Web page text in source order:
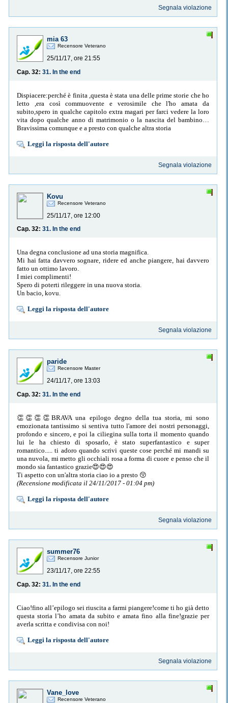
Segnala violazione
mia 63
Recensore Veterano
25/11/17, ore 21:55
Cap. 32: 31. In the end
Dispiacere:perché è finita ,questa è stata una delle prime storie che ho
letto ,era così commuovente e verosimile che l'ho amata da
subito,spero in qualche capitolo extra magari per farci vedere la loro
vita dopo qualche anno di matrimonio o la nascita del bambino…
Bravissima comunque e a presto con qualche altra storia
Leggi la risposta dell'autore
Segnala violazione
Kovu
Recensore Veterano
25/11/17, ore 12:00
Cap. 32: 31. In the end
Una degna conclusione ad una storia magnifica.
Mi hai fatta davvero sognare, ridere ed anche piangere, hai davvero
fatto un ottimo lavoro.
I miei complimenti!
Spero di poterti rileggere in una nuova storia.
Un bacio, kovu.
Leggi la risposta dell'autore
Segnala violazione
paride
Recensore Master
24/11/17, ore 13:03
Cap. 32: 31. In the end
👏👏👏👏BRAVA una epilogo degno della tua storia, mi sono
emozionata tantissimo si sentiva tutto l'amore dei nostri personaggi,
profondo e sincero, e poi la ciliegina sulla torta il momento quando
lui le ha chiesto di sposarlo, è stato superfantastico e super
romantico..... ti adoro quando scrivi queste cose perché mi mandi su
una nuvola, mi metto gli occhiali rosa a forma di cuore e penso che il
mondo sia fantastico grazie😍😍😍
Ti aspetto con un'altra storia ciao io a presto 😚
(Recensione modificata il 24/11/2017 - 01:04 pm)
Leggi la risposta dell'autore
Segnala violazione
summer76
Recensore Junior
23/11/17, ore 22:55
Cap. 32: 31. In the end
Ciao!fino all’epilogo sei riuscita a farmi piangere!come ti ho già detto
questa storia l’ho amata da subito e amata fino alla fine!grazie per
averla scritta e condivisa con noi!
Leggi la risposta dell'autore
Segnala violazione
Vane_love
Recensore Veterano